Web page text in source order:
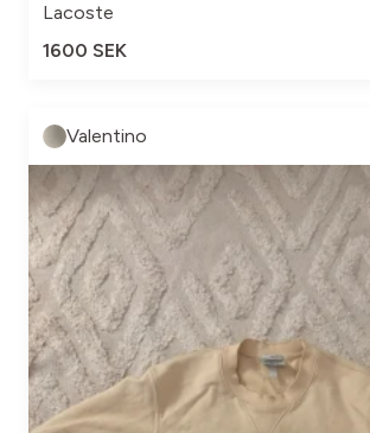
Lacoste
1600 SEK
Valentino